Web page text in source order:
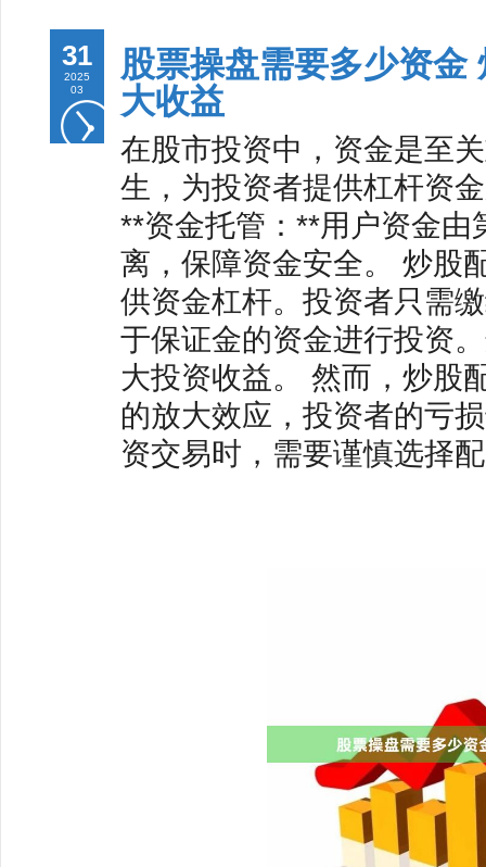
31
2025
03
股票操盘需要多少资金
大收益
在股市投资中，资金是至
生，为投资者提供杠杆资
**资金托管：**用户资金
离，保障资金安全。 炒股
供资金杠杆。投资者只需
于保证金的资金进行投资
大投资收益。 然而，炒股
的放大效应，投资者的亏
资交易时，需要谨慎选择